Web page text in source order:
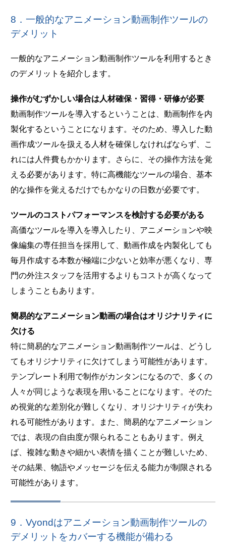
8．一般的なアニメーション動画制作ツールの
デメリット
一般的なアニメーション動画制作ツールを利用するとき
のデメリットを紹介します。
操作がむずかしい場合は人材確保・習得・研修が必要
動画制作ツールを導入するということは、動画制作を内
製化するということになります。そのため、導入した動
画作成ツールを扱える人材を確保しなければならず、こ
れには人件費もかかります。さらに、その操作方法を覚
える必要があります。特に高機能なツールの場合、基本
的な操作を覚えるだけでもかなりの日数が必要です。
ツールのコストパフォーマンスを検討する必要がある
高価なツールを導入を導入したり、アニメーションや映
像編集の専任担当を採用して、動画作成を内製化しても
毎月作成する本数が極端に少ないと効率が悪くなり、専
門の外注スタッフを活用するよりもコストが高くなって
しまうこともあります。
簡易的なアニメーション動画の場合はオリジナリティに
欠ける
特に簡易的なアニメーション動画制作ツールは、どうし
てもオリジナリティに欠けてしまう可能性があります。
テンプレート利用で制作がカンタンになるので、多くの
人々が同じような表現を用いることになります。そのた
め視覚的な差別化が難しくなり、オリジナリティが失わ
れる可能性があります。また、簡易的なアニメーション
では、表現の自由度が限られることもあります。例え
ば、複雑な動きや細かい表情を描くことが難しいため、
その結果、物語やメッセージを伝える能力が制限される
可能性があります。
9．Vyondはアニメーション動画制作ツールの
デメリットをカバーする機能が備わる